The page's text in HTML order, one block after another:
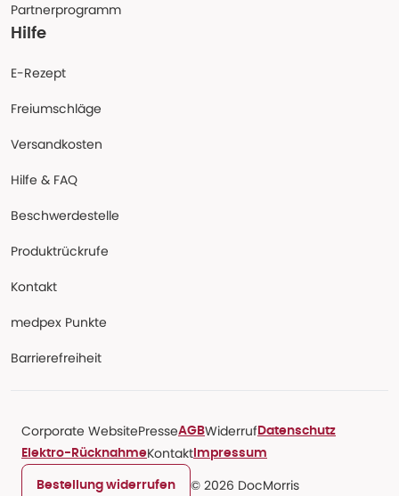
Partnerprogramm
Hilfe
E-Rezept
Freiumschläge
Versandkosten
Hilfe & FAQ
Beschwerdestelle
Produktrückrufe
Kontakt
medpex Punkte
Barrierefreiheit
Corporate WebsitePresseAGBWiderruf Datenschutz
Elektro-RücknahmeKontakt Impressum
Bestellung widerrufen © 2026 DocMorris